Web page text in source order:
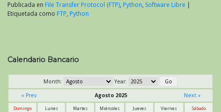
Publicada en File Transfer Protocol (FTP), Python, Software Libre |
Etiquetada como FTP, Python
Calendario Bancario
Month:
Year:
« Prev
Agosto 2025 Next »
Domingo Lunes Martes Miércoles Jueves Viernes Sábado